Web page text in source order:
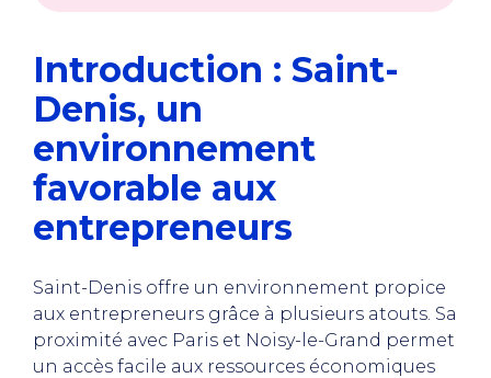
Introduction : Saint-
Denis, un
environnement
favorable aux
entrepreneurs
Saint-Denis offre un environnement propice
aux entrepreneurs grâce à plusieurs atouts. Sa
proximité avec Paris et Noisy-le-Grand permet
un accès facile aux ressources économiques